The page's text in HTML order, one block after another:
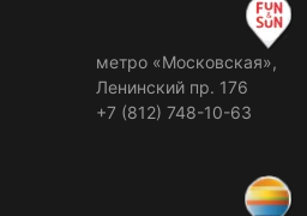
метро «Московская»,
Ленинский пр. 176
+7 (812) 748-10-63